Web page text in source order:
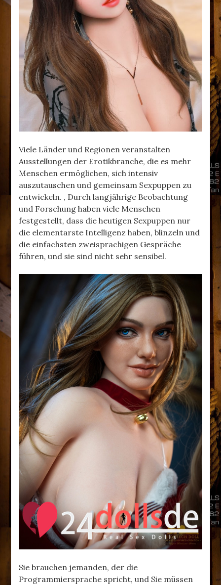
Viele Länder und Regionen veranstalten
Ausstellungen der Erotikbranche, die es mehr
Menschen ermöglichen, sich intensiv
auszutauschen und gemeinsam Sexpuppen zu
entwickeln. , Durch langjährige Beobachtung
und Forschung haben viele Menschen
festgestellt, dass die heutigen Sexpuppen nur
die elementarste Intelligenz haben, blinzeln und
die einfachsten zweisprachigen Gespräche
führen, und sie sind nicht sehr sensibel.
Sie brauchen jemanden, der die
Programmiersprache spricht, und Sie müssen